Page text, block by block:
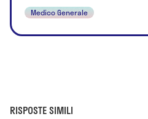
Medico Generale
RISPOSTE SIMILI